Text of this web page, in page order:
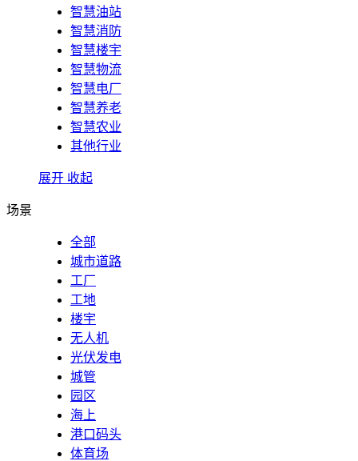
智慧油站
智慧消防
智慧楼宇
智慧物流
智慧电厂
智慧养老
智慧农业
其他行业
展开 收起
场景
全部
城市道路
工厂
工地
楼宇
无人机
光伏发电
城管
园区
海上
港口码头
体育场